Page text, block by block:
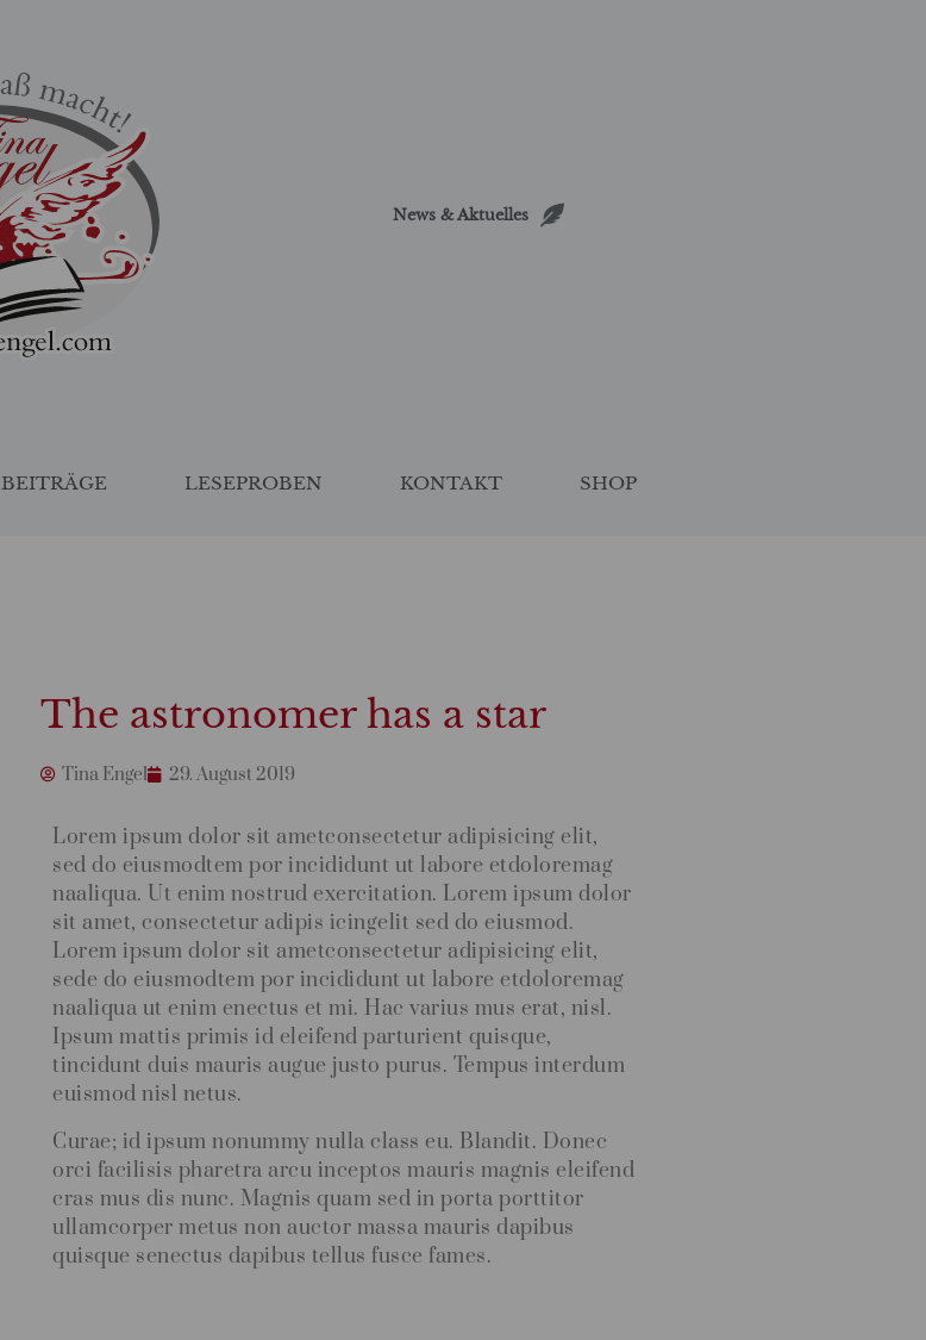
News & Aktuelles
BEITRÄGE LESEPROBEN KONTAKT SHOP
The astronomer has a star
Tina Engel 29. August 2019
Lorem ipsum dolor sit ametconsectetur adipisicing elit,
sed do eiusmodtem por incididunt ut labore etdoloremag
naaliqua. Ut enim nostrud exercitation. Lorem ipsum dolor
sit amet, consectetur adipis icingelit sed do eiusmod.
Lorem ipsum dolor sit ametconsectetur adipisicing elit,
sede do eiusmodtem por incididunt ut labore etdoloremag
naaliqua ut enim enectus et mi. Hac varius mus erat, nisl.
Ipsum mattis primis id eleifend parturient quisque,
tincidunt duis mauris augue justo purus. Tempus interdum
euismod nisl netus.
Curae; id ipsum nonummy nulla class eu. Blandit. Donec
orci facilisis pharetra arcu inceptos mauris magnis eleifend
cras mus dis nunc. Magnis quam sed in porta porttitor
ullamcorper metus non auctor massa mauris dapibus
quisque senectus dapibus tellus fusce fames.